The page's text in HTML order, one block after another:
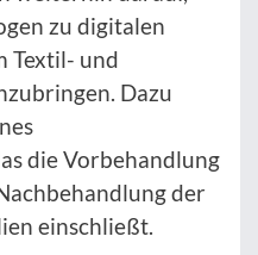
zu digitalen
Textil- und
Dazu
die Vorbehandlung
der
einschließt.